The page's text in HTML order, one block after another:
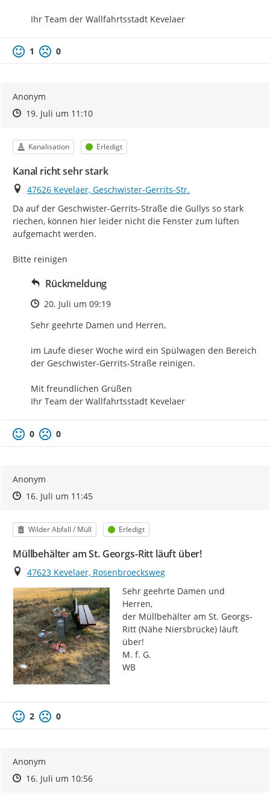
Ihr Team der Wallfahrtsstadt Kevelaer
1 0
Anonym
Zeitpunkt des Erstellens
Zeitpunkt des Erstellens
19. Juli um 11:10Zur Äußerung
Kategorie
Kanalisation Status
Erledigt
Kanal richt sehr stark
Ort
47626 Kevelaer, Geschwister-Gerrits-Str.
Da auf der Geschwister-Gerrits-Straße die Gullys so stark
riechen, können hier leider nicht die Fenster zum lüften
aufgemacht werden.
Bitte reinigen
Rückmeldung
Zeitpunkt des Erstellens
20. Juli um 09:19
Sehr geehrte Damen und Herren,
im Laufe dieser Woche wird ein Spülwagen den Bereich
der Geschwister-Gerrits-Straße reinigen.
Mit freundlichen Grüßen
Ihr Team der Wallfahrtsstadt Kevelaer
0 0
Anonym
Zeitpunkt des Erstellens
Zeitpunkt des Erstellens
16. Juli um 11:45Zur Äußerung
Kategorie
Wilder Abfall / Müll Status
Erledigt
Müllbehälter am St. Georgs-Ritt läuft über!
Ort
47623 Kevelaer, Rosenbroecksweg
Sehr geehrte Damen und
Herren,
der Müllbehälter am St. Georgs-
Ritt (Nähe Niersbrücke) läuft
über!
M. f. G.
WB
2 0
Anonym
Zeitpunkt des Erstellens
Zeitpunkt des Erstellens
16. Juli um 10:56Zur Äußerung